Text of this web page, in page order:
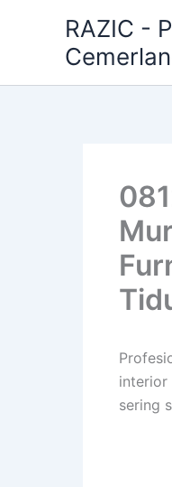
RAZIC -
interior
sering